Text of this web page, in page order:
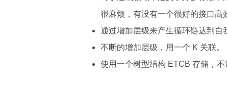
很麻烦，有没有一个很好的接口高
通过增加层级来产生循环链达到自
不断的增加层级，用一个 K 关联。
使用一个树型结构 ETCB 存储，不